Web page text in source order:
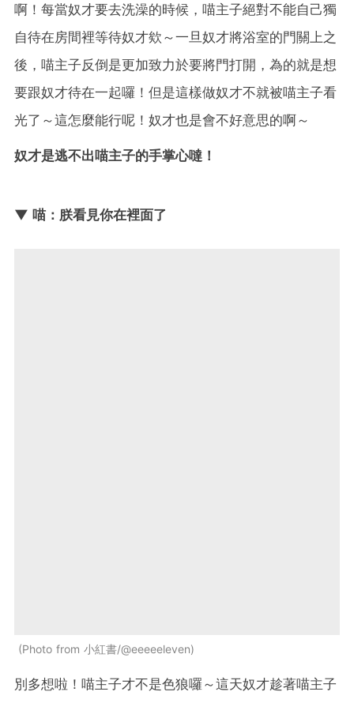
啊！每當奴才要去洗澡的時候，喵主子絕對不能自己獨
自待在房間裡等待奴才欸～一旦奴才將浴室的門關上之
後，喵主子反倒是更加致力於要將門打開，為的就是想
要跟奴才待在一起囉！但是這樣做奴才不就被喵主子看
光了～這怎麼能行呢！奴才也是會不好意思的啊～
奴才是逃不出喵主子的手掌心噠！
▼ 喵：朕看見你在裡面了
Photo from 小紅書/@eeeeeleven
別多想啦！喵主子才不是色狼囉～這天奴才趁著喵主子